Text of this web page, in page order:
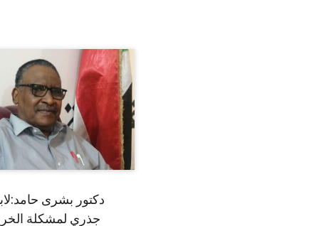
دكتور بشرى
جذري لمشكلة